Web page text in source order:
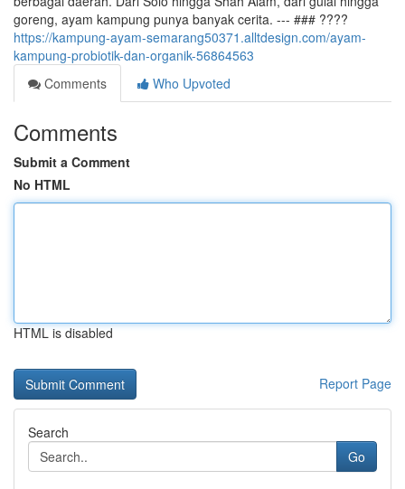
goreng, ayam kampung punya banyak cerita. --- ### ????
https://kampung-ayam-semarang50371.alltdesign.com/ayam-
kampung-probiotik-dan-organik-56864563
Comments
Who Upvoted
Comments
Submit a Comment
No HTML
HTML is disabled
Report Page
Search
Go